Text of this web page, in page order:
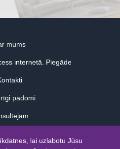
mums
internetā. Piegāde
padomi
lai uzlabotu Jūsu